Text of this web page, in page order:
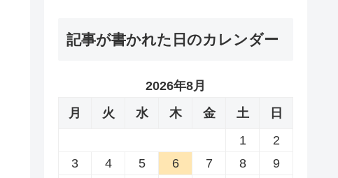
記事が書かれた日のカレンダー
2026年8月
月
火 水 木 金 土
日
1
2
3
4 5 6 7 8
9